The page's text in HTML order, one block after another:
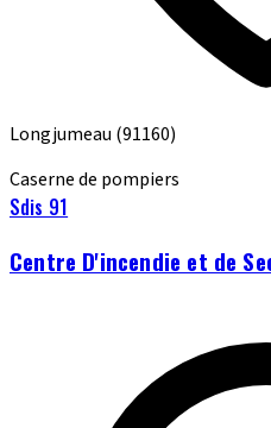
Longjumeau (91160)
Caserne de pompiers
Sdis 91
Centre D'incendie et de